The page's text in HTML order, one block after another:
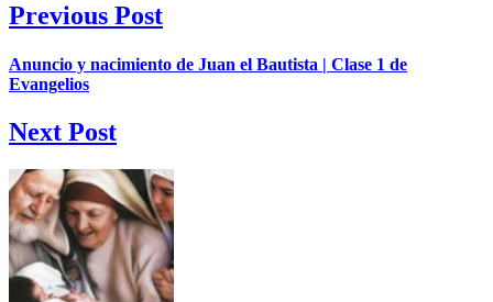
Previous Post
Anuncio y nacimiento de Juan el Bautista | Clase 1 de
Evangelios
Next Post